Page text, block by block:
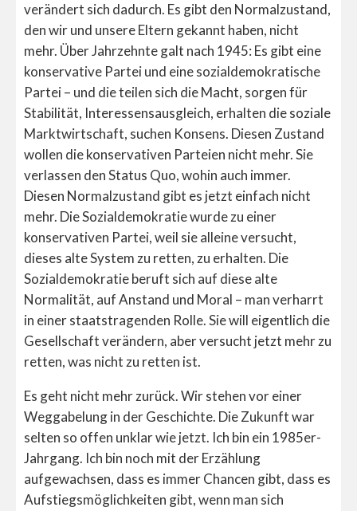
verändert sich dadurch. Es gibt den Normalzustand,
den wir und unsere Eltern gekannt haben, nicht
mehr. Über Jahrzehnte galt nach 1945: Es gibt eine
konservative Partei und eine sozialdemokratische
Partei – und die teilen sich die Macht, sorgen für
Stabilität, Interessensausgleich, erhalten die soziale
Marktwirtschaft, suchen Konsens. Diesen Zustand
wollen die konservativen Parteien nicht mehr. Sie
verlassen den Status Quo, wohin auch immer.
Diesen Normalzustand gibt es jetzt einfach nicht
mehr. Die Sozialdemokratie wurde zu einer
konservativen Partei, weil sie alleine versucht,
dieses alte System zu retten, zu erhalten. Die
Sozialdemokratie beruft sich auf diese alte
Normalität, auf Anstand und Moral – man verharrt
in einer staatstragenden Rolle. Sie will eigentlich die
Gesellschaft verändern, aber versucht jetzt mehr zu
retten, was nicht zu retten ist.
Es geht nicht mehr zurück. Wir stehen vor einer
Weggabelung in der Geschichte. Die Zukunft war
selten so offen unklar wie jetzt. Ich bin ein 1985er-
Jahrgang. Ich bin noch mit der Erzählung
aufgewachsen, dass es immer Chancen gibt, dass es
Aufstiegsmöglichkeiten gibt, wenn man sich